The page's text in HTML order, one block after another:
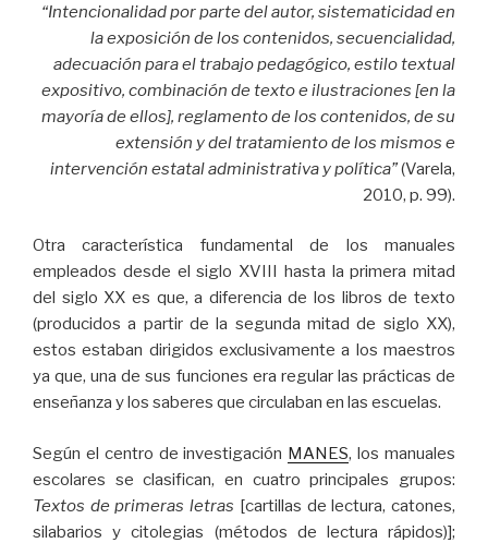
“Intencionalidad por parte del autor, sistematicidad en
la exposición de los contenidos, secuencialidad,
adecuación para el trabajo pedagógico, estilo textual
expositivo, combinación de texto e ilustraciones [en la
mayoría de ellos], reglamento de los contenidos, de su
extensión y del tratamiento de los mismos e
intervención estatal administrativa y política”(Varela,
2010, p. 99).
Otra característica fundamental de los manuales
empleados desde el siglo XVIII hasta la primera mitad
del siglo XX es que, a diferencia de los libros de texto
(producidos a partir de la segunda mitad de siglo XX),
estos estaban dirigidos exclusivamente a los maestros
ya que, una de sus funciones era regular las prácticas de
enseñanza y los saberes que circulaban en las escuelas.
Según el centro de investigación MANES, los manuales
escolares se clasifican, en cuatro principales grupos:
Textos de primeras letras [cartillas de lectura, catones,
silabarios y citolegias (métodos de lectura rápidos)];